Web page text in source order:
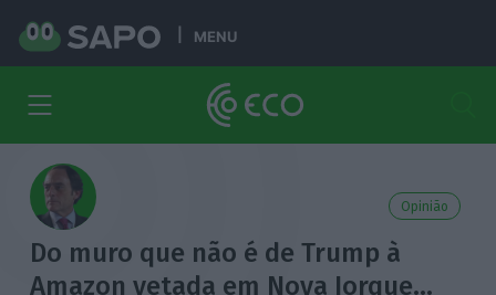
MENU
Opinião
Do muro que não é de Trump à
Amazon vetada em Nova Iorque…